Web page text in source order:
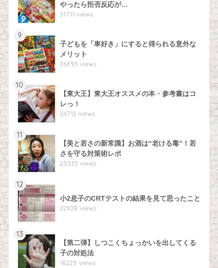
やったら拒否反応が…
31711 views
9
子どもを「車好き」にすると得られる意外な
メリット
26893 views
10
【東大王】東大王オススメの本・参考書はコ
レっ！
26712 views
11
【美と若さの新常識】お酒は“老ける毒”！若
さを守る対策術レポ
25533 views
12
小2息子のCRTテストの結果を見て思ったこと
22928 views
13
【第二弾】しつこくちょっかいを出してくる
子の対処法
18225 views